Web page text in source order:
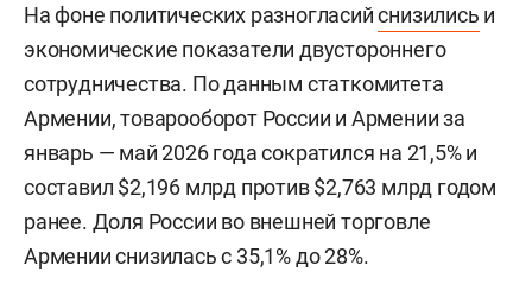
На фоне политических разногласийснизились и
экономические показатели двустороннего
сотрудничества. По данным статкомитета
Армении, товарооборот России и Армении за
январь — май 2026 года сократился на 21,5% и
составил $2,196 млрд против $2,763 млрд годом
ранее. Доля России во внешней торговле
Армении снизилась с 35,1% до 28%.